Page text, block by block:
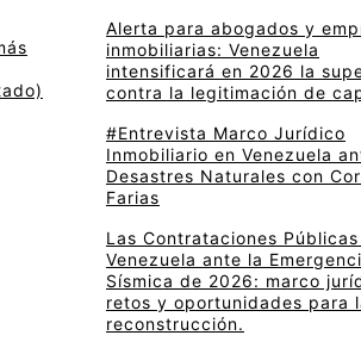
Alerta para abogados y
inmobiliarias: Venezuela
intensificará en 2026 la
contra la legitimación de
#Entrevista Marco Jurídico
Inmobiliario en Venezuela
Desastres Naturales con
Farias
Las Contrataciones Públicas
Venezuela ante la
Sísmica de 2026: marco
retos y oportunidades para
reconstrucción.